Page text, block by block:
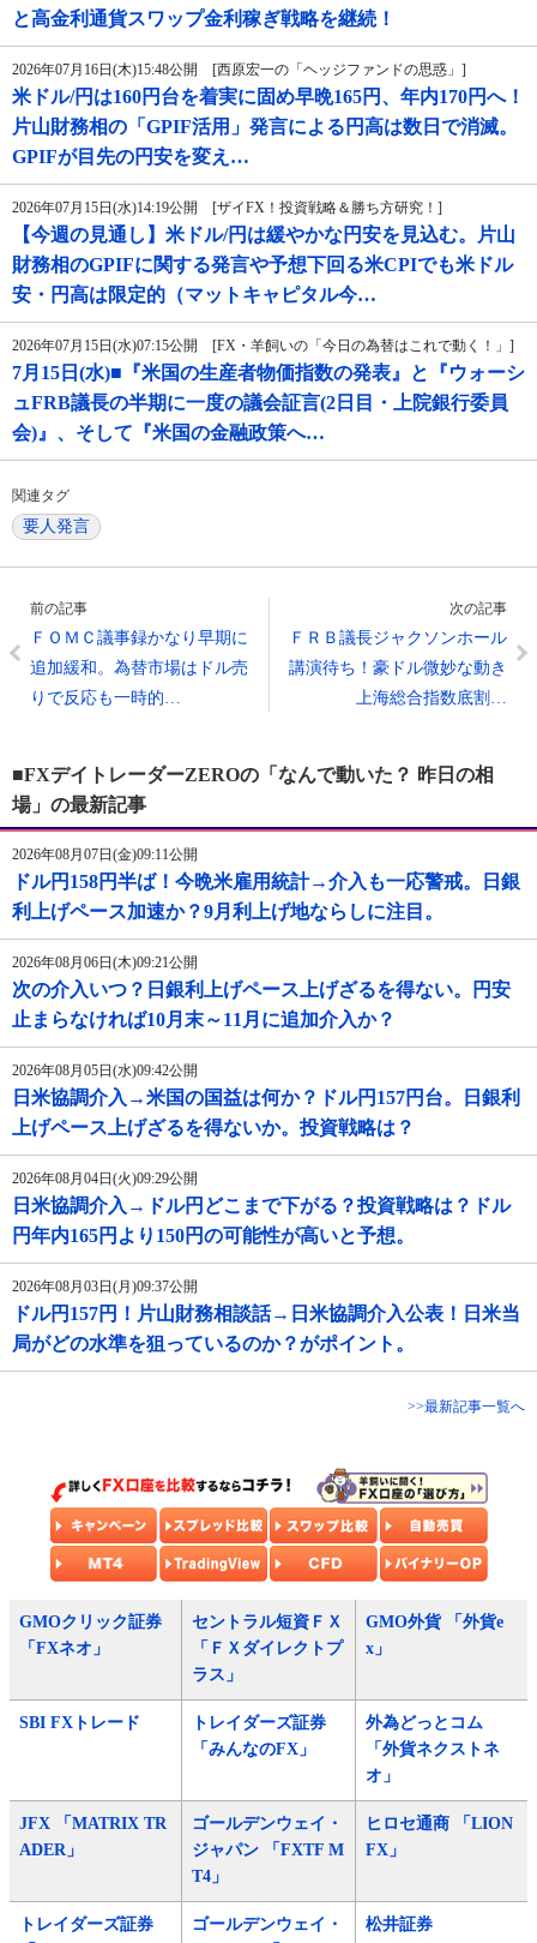
と高金利通貨スワップ金利稼ぎ戦略を継続！
2026年07月16日(木)15:48公開 [西原宏一の「ヘッジファンドの思惑」]
米ドル/円は160円台を着実に固め早晩165円、年内170円へ！
片山財務相の「GPIF活用」発言による円高は数日で消滅。
GPIFが目先の円安を変え…
2026年07月15日(水)14:19公開 [ザイFX！投資戦略＆勝ち方研究！]
【今週の見通し】米ドル/円は緩やかな円安を見込む。片山
財務相のGPIFに関する発言や予想下回る米CPIでも米ドル
安・円高は限定的（マットキャピタル今…
2026年07月15日(水)07:15公開 [FX・羊飼いの「今日の為替はこれで動く！」]
7月15日(水)■『米国の生産者物価指数の発表』と『ウォーシ
ュFRB議長の半期に一度の議会証言(2日目・上院銀行委員
会)』、そして『米国の金融政策へ…
関連タグ
要人発言
前の記事
ＦＯＭＣ議事録かなり早期に
追加緩和。為替市場はドル売
りで反応も一時的…
次の記事
ＦＲＢ議長ジャクソンホール
講演待ち！豪ドル微妙な動き
上海総合指数底割…
■FXデイトレーダーZEROの「なんで動いた？ 昨日の相
場」の最新記事
2026年08月07日(金)09:11公開
ドル円158円半ば！今晩米雇用統計→介入も一応警戒。日銀
利上げペース加速か？9月利上げ地ならしに注目。
2026年08月06日(木)09:21公開
次の介入いつ？日銀利上げペース上げざるを得ない。円安
止まらなければ10月末～11月に追加介入か？
2026年08月05日(水)09:42公開
日米協調介入→米国の国益は何か？ドル円157円台。日銀利
上げペース上げざるを得ないか。投資戦略は？
2026年08月04日(火)09:29公開
日米協調介入→ドル円どこまで下がる？投資戦略は？ドル
円年内165円より150円の可能性が高いと予想。
2026年08月03日(月)09:37公開
ドル円157円！片山財務相談話→日米協調介入公表！日米当
局がどの水準を狙っているのか？がポイント。
>>最新記事一覧へ
GMOクリック証券
「FXネオ」
セントラル短資ＦＸ
「ＦＸダイレクトプ
ラス」
GMO外貨 「外貨e
x」
SBI FXトレード
トレイダーズ証券
「みんなのFX」
外為どっとコム
「外貨ネクストネ
オ」
JFX 「MATRIX TR
ADER」
ゴールデンウェイ・
ジャパン 「FXTF M
T4」
ヒロセ通商 「LION
FX」
トレイダーズ証券
ゴールデンウェイ・
松井証券